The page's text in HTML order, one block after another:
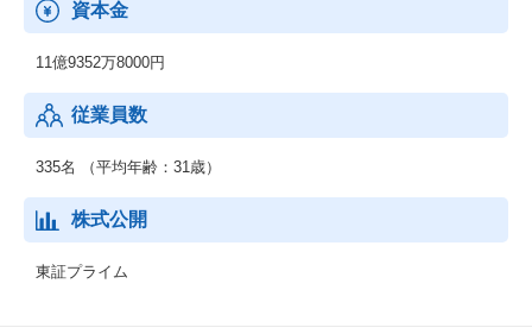
す。
テクノロジーとクリエイティブが融合したマーケティング支援集
団です。
デジタル時代を牽引する次世代デジタルコンサルティングファー
ムをめざし、企業と消費者をつなげる多様なチャネル
を提供し課題を解決へ導くコミュニケーションを実現していま
資本金
11億9352万8000円
従業員数
335名 （平均年齢：31歳）
株式公開
東証プライム